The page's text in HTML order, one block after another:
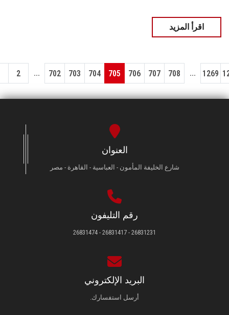
اقرأ المزيد
2 ... 702 703 704 705 706 707 708 ... 1269
العنوان
شارع الخليفة المأمون - العباسية - القاهرة - مصر
رقم التليفون
26831231 - 26831417 - 26831474
البريد الإلكتروني
أرسل استفسارك.